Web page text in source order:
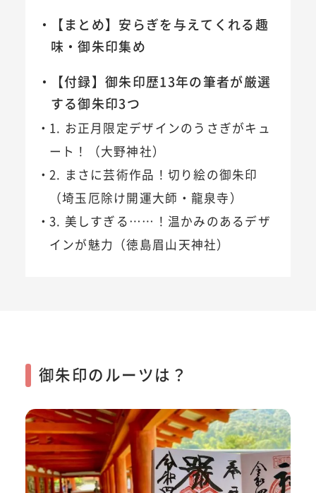
【まとめ】安らぎを与えてくれる趣
味・御朱印集め
【付録】御朱印歴13年の筆者が厳選
する御朱印3つ
1. お正月限定デザインのうさぎがキュ
ート！（大野神社）
2. まさに芸術作品！切り絵の御朱印
（埼玉厄除け開運大師・龍泉寺）
3. 美しすぎる……！温かみのあるデザ
インが魅力（徳島眉山天神社）
御朱印のルーツは？